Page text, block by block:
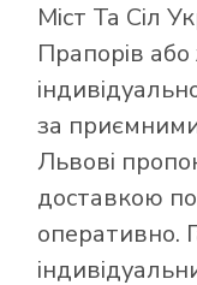
Міст Та Сіл
Прапорів
за
Львові
доставкою
оперативно.